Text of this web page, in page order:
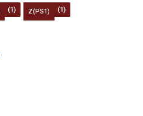
(1) Z(PS1) (1)